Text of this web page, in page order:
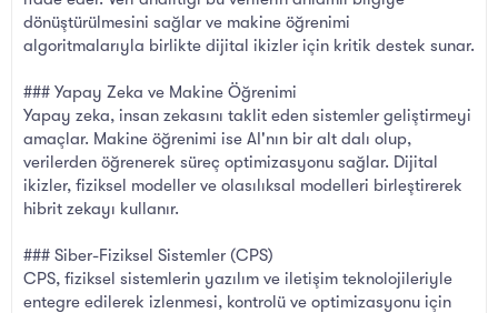
dönüştürülmesini sağlar ve makine öğrenimi
algoritmalarıyla birlikte dijital ikizler için kritik destek sunar.
### Yapay Zeka ve Makine Öğrenimi
Yapay zeka, insan zekasını taklit eden sistemler geliştirmeyi
amaçlar. Makine öğrenimi ise AI'nın bir alt dalı olup,
verilerden öğrenerek süreç optimizasyonu sağlar. Dijital
ikizler, fiziksel modeller ve olasılıksal modelleri birleştirerek
hibrit zekayı kullanır.
### Siber-Fiziksel Sistemler (CPS)
CPS, fiziksel sistemlerin yazılım ve iletişim teknolojileriyle
entegre edilerek izlenmesi, kontrolü ve optimizasyonu için